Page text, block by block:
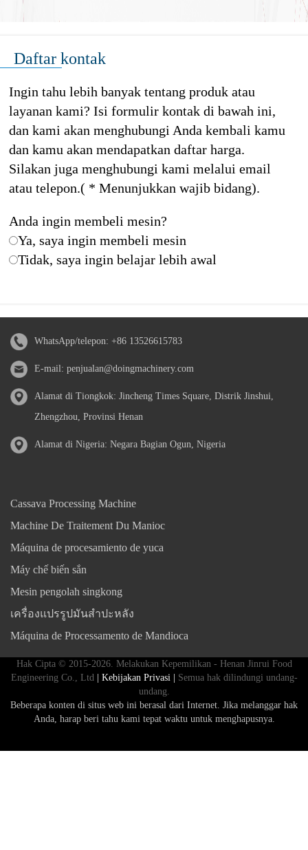
Daftar kontak
Ingin tahu lebih banyak tentang produk atau
layanan kami? Isi formulir kontak di bawah ini,
dan kami akan menghubungi Anda kembali kamu
dan kamu akan mendapatkan daftar harga.
Silakan juga menghubungi kami melalui email
atau telepon.( * Menunjukkan wajib bidang).
Anda ingin membeli mesin?
Ya, saya ingin membeli mesin
Tidak, saya ingin belajar lebih awal
WhatsApp/telepon: +86 13526615783
E-mail: penjualan@doingmachinery.com
Alamat di Tiongkok: Jincheng Times Square, Distrik Jinshui,
Zhengzhou, Provinsi Henan
Alamat di Nigeria: Negara Bagian Ogun, Nigeria
Cassava Processing Machine
Machine De Traitement Du Manioc
Máquina de procesamiento de yuca
Máy chế biến sắn
Mesin pengolah singkong
เครื่องแปรรูปมันสำปะหลัง
Máquina de Processamento de Mandioca
Hak Cipta © 2015-2026. Melakukan Kepemilikan - Henan Jinrui Food
Engineering Co., Ltd | Kebijakan Privasi | Semua hak dilindungi undang-
undang.
Beberapa konten di situs web ini berasal dari Internet. Jika melanggar hak
Anda, harap beri tahu kami tepat waktu untuk menghapusnya.